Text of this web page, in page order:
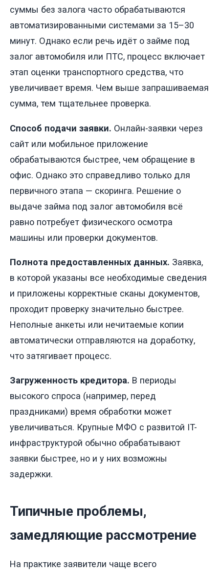
суммы без залога часто обрабатываются
автоматизированными системами за 15–30
минут. Однако если речь идёт о займе под
залог автомобиля или ПТС, процесс включает
этап оценки транспортного средства, что
увеличивает время. Чем выше запрашиваемая
сумма, тем тщательнее проверка.
Способ подачи заявки. Онлайн-заявки через
сайт или мобильное приложение
обрабатываются быстрее, чем обращение в
офис. Однако это справедливо только для
первичного этапа — скоринга. Решение о
выдаче займа под залог автомобиля всё
равно потребует физического осмотра
машины или проверки документов.
Полнота предоставленных данных. Заявка,
в которой указаны все необходимые сведения
и приложены корректные сканы документов,
проходит проверку значительно быстрее.
Неполные анкеты или нечитаемые копии
автоматически отправляются на доработку,
что затягивает процесс.
Загруженность кредитора. В периоды
высокого спроса (например, перед
праздниками) время обработки может
увеличиваться. Крупные МФО с развитой IT-
инфраструктурой обычно обрабатывают
заявки быстрее, но и у них возможны
задержки.
Типичные проблемы,
замедляющие рассмотрение
На практике заявители чаще всего